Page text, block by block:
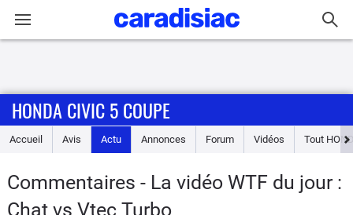
Accueil
Essais
HONDA CIVIC 5 COUPE
Accueil Avis Actu Annonces Forum Vidéos Tout
Commentaires - La vidéo WTF du jour :
Chat vs Vtec Turbo